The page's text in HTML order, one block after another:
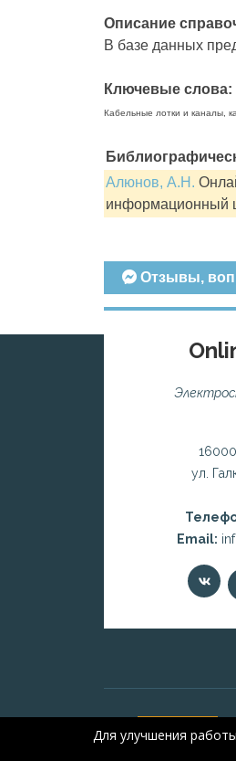
Описание
В базе данных
Ключевые слова:
Кабельные лотки и каналы,
Алюнов, А.Н.
информационный
Отзывы,
ул.
Email:
Для улучшения